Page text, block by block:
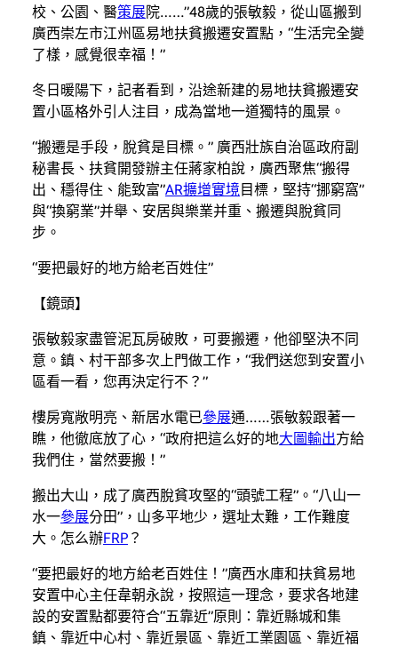
校、公園、醫策展院……”48歲的張敏毅，從山區搬到
廣西崇左市江州區易地扶貧搬遷安置點，“生活完全變
了樣，感覺很幸福！”
冬日暖陽下，記者看到，沿途新建的易地扶貧搬遷安
置小區格外引人注目，成為當地一道獨特的風景。
“搬遷是手段，脫貧是目標。” 廣西壯族自治區政府副
秘書長、扶貧開發辦主任蔣家柏說，廣西聚焦“搬得
出、穩得住、能致富”AR擴增實境 目標，堅持“挪窮窩”
與“換窮業”并舉、安居與樂業并重、搬遷與脫貧同
步。
“要把最好的地方給老百姓住”
【鏡頭】
張敏毅家盡管泥瓦房破敗，可要搬遷，他卻堅決不同
意。鎮、村干部多次上門做工作，“我們送您到安置小
區看一看，您再決定行不？”
樓房寬敞明亮、新居水電已參展通……張敏毅跟著一
瞧，他徹底放了心，“政府把這么好的地大圖輸出方給
我們住，當然要搬！”
搬出大山，成了廣西脫貧攻堅的“頭號工程”。“八山一
水一參展分田”，山多平地少，選址太難，工作難度
大。怎么辦FRP ？
“要把最好的地方給老百姓住！”廣西水庫和扶貧易地
安置中心主任韋朝永說，按照這一理念，要求各地建
設的安置點都要符合“五靠近”原則：靠近縣城和集
鎮、靠近中心村、靠近景區、靠近工業園區、靠近福